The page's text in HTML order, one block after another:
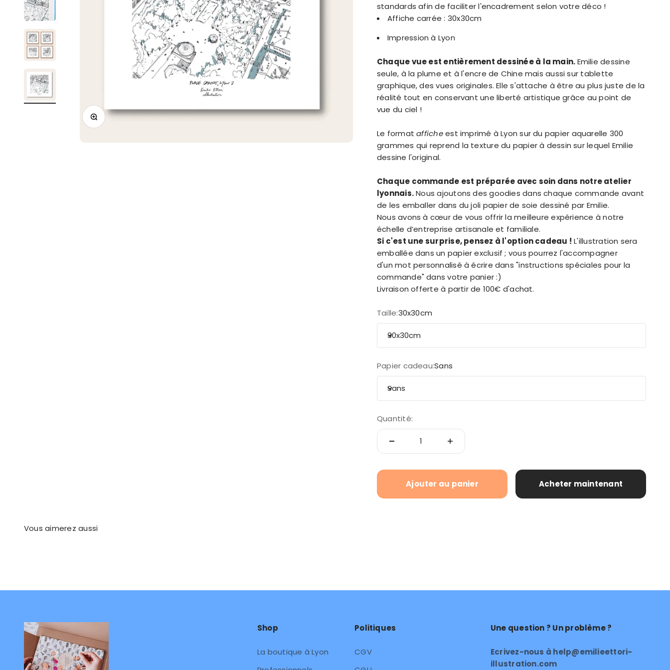
Zoomer sur l'image
standards afin de faciliter l'encadrement selon votre déco !
Affiche carrée : 30x30cm
Impression à Lyon
Chaque vue est entièrement dessinée à la main.Emilie dessine
seule, à la plume et à l'encre de Chine mais aussi sur tablette
graphique, des vues originales. Elle s'attache à être au plus juste de la
réalité tout en conservant une liberté artistique grâce au point de
vue du ciel !
Le format afficheest imprimé à Lyon sur du papier aquarelle 300
grammes qui reprend la texture du papier à dessin sur lequel Emilie
dessine l'original.
Chaque commande est préparée avec soin dans notre atelier
lyonnais. Nous ajoutons des goodies dans chaque commande avant
de les emballer dans du joli papier de soie dessiné par Emilie.
Nous avons à cœur de vous offrir la meilleure expérience à notre
échelle d’entreprise artisanale et familiale.
Si c'est une surprise, pensez à l'option cadeau ! L'illustration sera
emballée dans un papier exclusif ; vous pourrez l'accompagner
d'un mot personnalisé à écrire dans "instructions spéciales pour la
commande" dans votre panier :)
Livraison offerte à partir de 100€ d'achat.
Taille:30x30cm
30x30cm
Papier cadeau:Sans
Sans
Quantité:
Ajouter au panier Acheter maintenant
Shop
La boutique à Lyon
Politiques
CGV
Une question ? Un problème ?
Ecrivez-nous à help@emilieettori-
illustration.com